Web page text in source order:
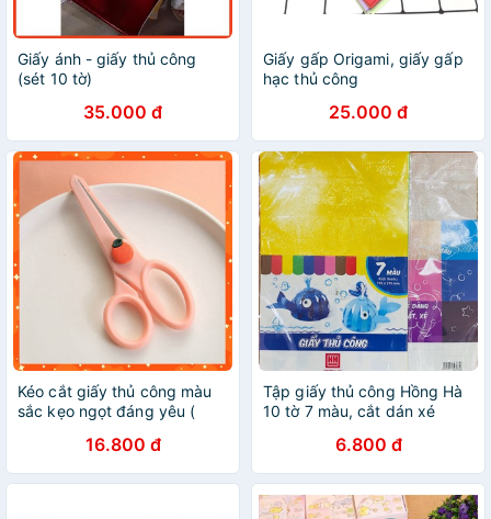
Giấy ánh - giấy thủ công
(sét 10 tờ)
35.000 đ
Giấy gấp Origami, giấy gấp
hạc thủ công
25.000 đ
Kéo cắt giấy thủ công màu
sắc kẹo ngọt đáng yêu (
shop886816.800 đ
Tập giấy thủ công Hồng Hà
10 tờ 7 màu, cắt dán xé
6.800 đ